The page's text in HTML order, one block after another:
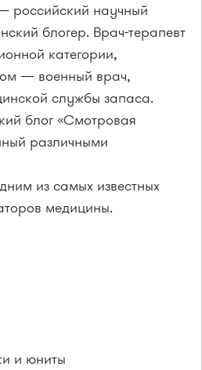
российский научный
блогер. Врач-терапевт
категории,
— военный врач,
службы запаса.
блог «Смотровая
различными
из самых известных
медицины.
и юниты